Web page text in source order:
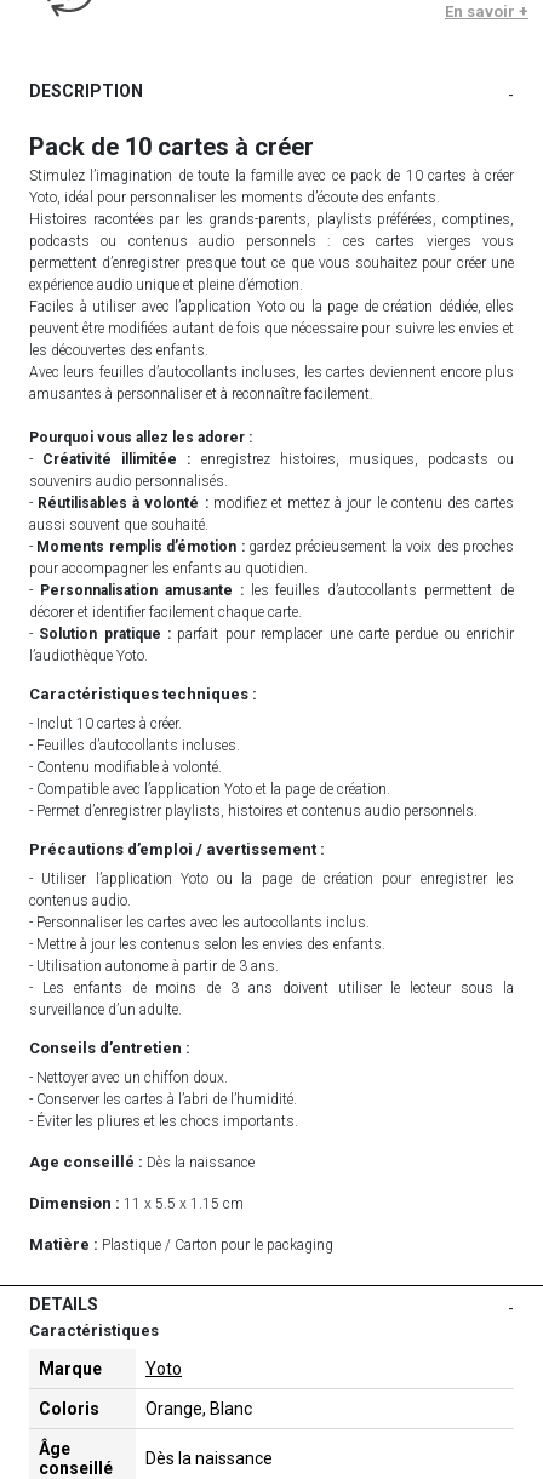
En savoir +
DESCRIPTION -
Pack de 10 cartes à créer
Stimulez l’imagination de toute la famille avec ce pack de 10 cartes à créer
Yoto, idéal pour personnaliser les moments d’écoute des enfants.
Histoires racontées par les grands-parents, playlists préférées, comptines,
podcasts ou contenus audio personnels : ces cartes vierges vous
permettent d’enregistrer presque tout ce que vous souhaitez pour créer une
expérience audio unique et pleine d’émotion.
Faciles à utiliser avec l’application Yoto ou la page de création dédiée, elles
peuvent être modifiées autant de fois que nécessaire pour suivre les envies et
les découvertes des enfants.
Avec leurs feuilles d’autocollants incluses, les cartes deviennent encore plus
amusantes à personnaliser et à reconnaître facilement.
Pourquoi vous allez les adorer :
- Créativité illimitée : enregistrez histoires, musiques, podcasts ou
souvenirs audio personnalisés.
- Réutilisables à volonté :modifiez et mettez à jour le contenu des cartes
aussi souvent que souhaité.
- Moments remplis d’émotion :gardez précieusement la voix des proches
pour accompagner les enfants au quotidien.
- Personnalisation amusante :les feuilles d’autocollants permettent de
décorer et identifier facilement chaque carte.
- Solution pratique : parfait pour remplacer une carte perdue ou enrichir
l’audiothèque Yoto.
Caractéristiques techniques :
- Inclut 10 cartes à créer.
- Feuilles d’autocollants incluses.
- Contenu modifiable à volonté.
- Compatible avec l’application Yoto et la page de création.
- Permet d’enregistrer playlists, histoires et contenus audio personnels.
Précautions d’emploi / avertissement :
- Utiliser l’application Yoto ou la page de création pour enregistrer les
contenus audio.
- Personnaliser les cartes avec les autocollants inclus.
- Mettre à jour les contenus selon les envies des enfants.
- Utilisation autonome à partir de 3 ans.
- Les enfants de moins de 3 ans doivent utiliser le lecteur sous la
surveillance d’un adulte.
Conseils d’entretien :
- Nettoyer avec un chiffon doux.
- Conserver les cartes à l’abri de l’humidité.
- Éviter les pliures et les chocs importants.
Age conseillé : Dès la naissance
Dimension : 11 x 5.5 x 1.15 cm
Matière : Plastique / Carton pour le packaging
DETAILS -
Caractéristiques
Marque Yoto
Coloris Orange, Blanc
Âge
conseillé
Dès la naissance